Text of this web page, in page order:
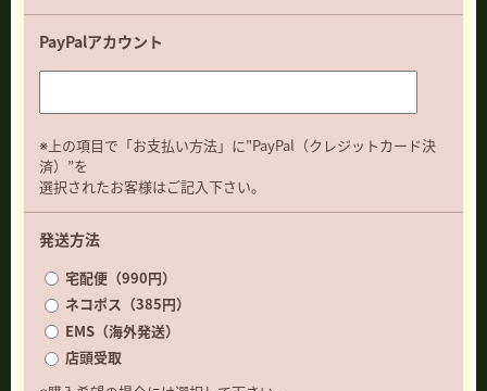
PayPalアカウント
※上の項目で「お支払い方法」に"PayPal（クレジットカード決
済）”を
選択されたお客様はご記入下さい。
発送方法
宅配便（990円）
ネコポス（385円）
EMS（海外発送）
店頭受取